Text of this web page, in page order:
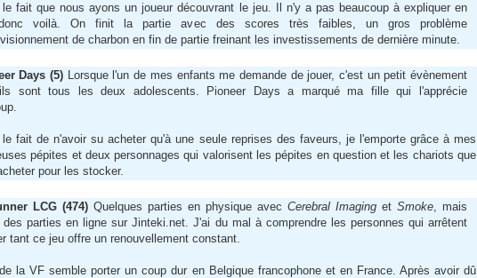
le fait que nous ayons un joueur découvrant le jeu. Il n'y a pas beaucoup à expliquer en
voilà. On finit la partie avec des scores très faibles, un gros problème
de charbon en fin de partie freinant les investissements de dernière minute.
Days (5) Lorsque l'un de mes enfants me demande de jouer, c'est un petit évènement
sont tous les deux adolescents. Pioneer Days a marqué ma fille qui l'apprécie
le fait de n'avoir su acheter qu'à une seule reprises des faveurs, je l'emporte grâce à mes
pépites et deux personnages qui valorisent les pépites en question et les chariots que
pour les stocker.
LCG (474) Quelques parties en physique avec Cerebral Imaging et Smoke, mais
des parties en ligne sur Jinteki.net. J'ai du mal à comprendre les personnes qui arrêtent
tant ce jeu offre un renouvellement constant.
la VF semble porter un coup dur en Belgique francophone et en France. Après avoir dû